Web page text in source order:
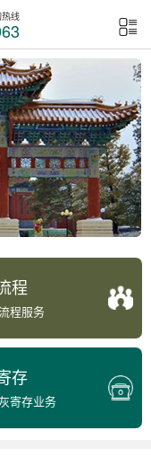
线
程
程服务
存
寄存业务